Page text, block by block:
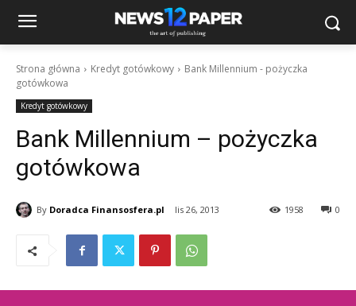
Strona główna Kredyt gotówkowy
Bank Millennium - pożyczka
gotówkowa
Kredyt gotówkowy
Bank Millennium – pożyczka
gotówkowa
By Doradca Finansosfera.pl lis 26, 2013 0
1958